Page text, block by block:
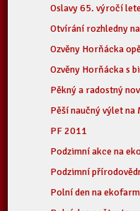
Oslavy 65. výročí
Otvírání rozhledny
Ozvěny Horňácka
Ozvěny Horňácka s
Pěkný a radostný
Pěší naučný výlet na
PF 2011
Podzimní akce na
Podzimní
Polní den na